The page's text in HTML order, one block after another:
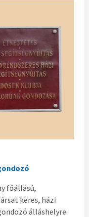
főállású,
keres, házi
álláshelyre